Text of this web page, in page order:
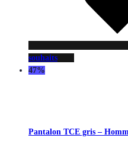
souhaits
47%
Pantalon TCE gris –